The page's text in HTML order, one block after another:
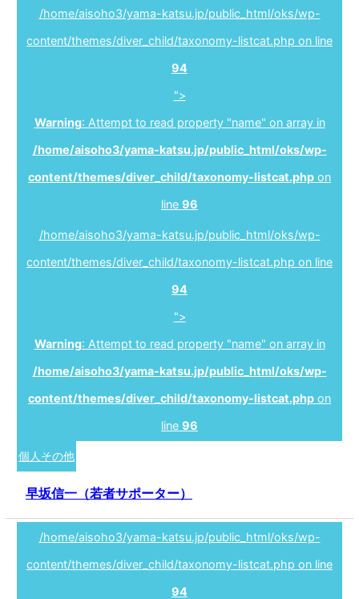
/home/aisoho3/yama-katsu.jp/public_html/oks/wp-
content/themes/diver_child/taxonomy-listcat.php on line
94
">
Warning: Attempt to read property "name" on array in
/home/aisoho3/yama-katsu.jp/public_html/oks/wp-
content/themes/diver_child/taxonomy-listcat.php on
line 96
/home/aisoho3/yama-katsu.jp/public_html/oks/wp-
content/themes/diver_child/taxonomy-listcat.php on line
94
">
Warning: Attempt to read property "name" on array in
/home/aisoho3/yama-katsu.jp/public_html/oks/wp-
content/themes/diver_child/taxonomy-listcat.php on
line 96
個人その他
早坂信一（若者サポーター）
/home/aisoho3/yama-katsu.jp/public_html/oks/wp-
content/themes/diver_child/taxonomy-listcat.php on line
94